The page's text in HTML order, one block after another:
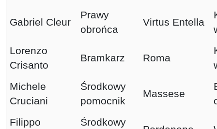
Gabriel Cleur
Prawy
obrońca
Virtus Entella
Lorenzo
Crisanto
Bramkarz Roma
Michele
Cruciani
Środkowy
pomocnik
Massese
Filippo
Środkowy